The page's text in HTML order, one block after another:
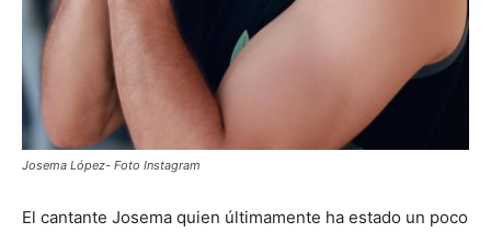
Josema López- Foto Instagram
El cantante Josema quien últimamente ha estado un poco